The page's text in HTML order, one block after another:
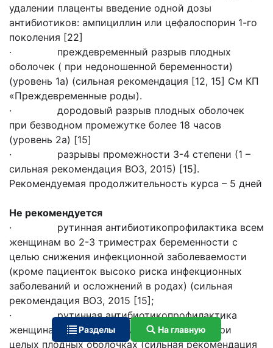
удалении плаценты введение одной дозы
антибиотиков: ампициллин или цефалоспорин 1-го
поколения [22]
· преждевременный разрыв плодных
оболочек ( при недоношенной беременности)
(уровень 1а) (сильная рекомендация [12, 15] См КП
«Преждевременные роды).
· дородовый разрыв плодных оболочек
при безводном промежутке более 18 часов
(уровень 2а) [15]
· разрывы промежности 3-4 степени (1 –
сильная рекомендация ВОЗ, 2015) [15].
Рекомендуемая продолжительность курса – 5 дней
Не рекомендуется
· рутинная антибиотикопрофилактика всем
женщинам во 2-3 триместрах беременности с
целью снижения инфекционной заболеваемости
(кроме пациенток высоко риска инфекционных
заболеваний и осложнений в родах) (сильная
рекомендация ВОЗ, 2015 [15];
· рутинная антибиотикопрофилактика
женщинам с преждевременными родами при
целых плодных оболочках (сильная рекомендация
Разделы На главную